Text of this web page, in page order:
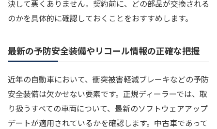
決して悪くありません。契約前に、どの部品が交換される
のかを具体的に確認しておくことをおすすめします。
最新の予防安全装備やリコール情報の正確な把握
近年の自動車において、衝突被害軽減ブレーキなどの予防
安全装備は欠かせない要素です。正規ディーラーでは、取
り扱うすべての車両について、最新のソフトウェアアップ
デートが適用されているかを確認します。中古車であって